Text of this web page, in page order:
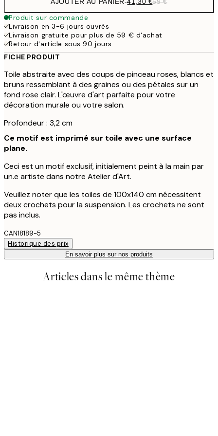
Produit sur commande
Livraison en 3-6 jours ouvrés
Livraison gratuite pour plus de 59 € d'achat
Retour d'article sous 90 jours
FICHE PRODUIT
Toile abstraite avec des coups de pinceau roses, blancs et
bruns ressemblant à des graines ou des pétales sur un
fond rose clair. L'œuvre d'art parfaite pour votre
décoration murale ou votre salon.
Profondeur : 3,2 cm
Ce motif est imprimé sur toile avec une surface
plane.
Ceci est un motif exclusif, initialement peint à la main par
un.e artiste dans notre Atelier d'Art.
Veuillez noter que les toiles de 100x140 cm nécessitent
deux crochets pour la suspension. Les crochets ne sont
pas inclus.
CAN18189-5
Historique des prix
En savoir plus sur nos produits
Articles dans le même thème